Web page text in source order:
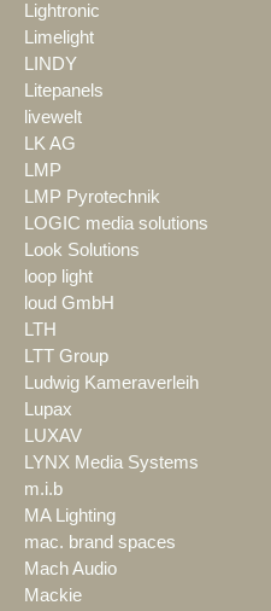
Lightronic
Limelight
LINDY
Litepanels
livewelt
LK AG
LMP
LMP Pyrotechnik
LOGIC media solutions
Look Solutions
loop light
loud GmbH
LTH
LTT Group
Ludwig Kameraverleih
Lupax
LUXAV
LYNX Media Systems
m.i.b
MA Lighting
mac. brand spaces
Mach Audio
Mackie